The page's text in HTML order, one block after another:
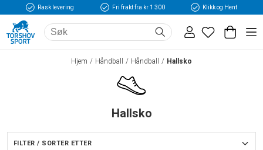
Rask levering Fri frakt fra kr 1 300 Klikk og Hent
Hjem Håndball Håndball Hallsko
Hallsko
FILTER / SORTER ETTER